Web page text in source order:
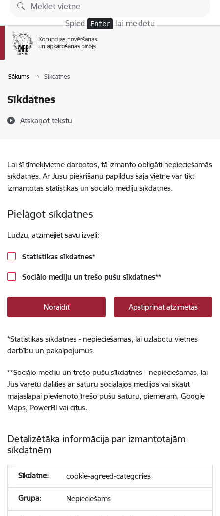
Pāriet uz lapas saturu
Spied Enter lai meklētu
Sākums Sīkdatnes
Sīkdatnes
Atskaņot tekstu
Lai šī tīmekļvietne darbotos, tā izmanto obligāti nepieciešamās
sīkdatnes. Ar Jūsu piekrišanu papildus šajā vietnē var tikt
izmantotas statistikas un sociālo mediju sīkdatnes.
Pielāgot sīkdatnes
Lūdzu, atzīmējiet savu izvēli:
Statistikas sīkdatnes*
Sociālo mediju un trešo pušu sīkdatnes**
Noraidīt Apstiprināt atzīmētās
*Statistikas sīkdatnes - nepieciešamas, lai uzlabotu vietnes
darbību un pakalpojumus.
**Sociālo mediju un trešo pušu sīkdatnes - nepieciešamas, lai
Jūs varētu dalīties ar saturu sociālajos medijos vai skatīt
mājaslapai pievienoto trešo pušu saturu, piemēram, Google
Maps, PowerBI vai citus.
Detalizētāka informācija par izmantotajām
sīkdatnēm
cookie-agreed-categories
Nepieciešams